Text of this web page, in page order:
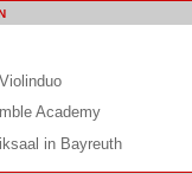
Academy
in Bayreuth